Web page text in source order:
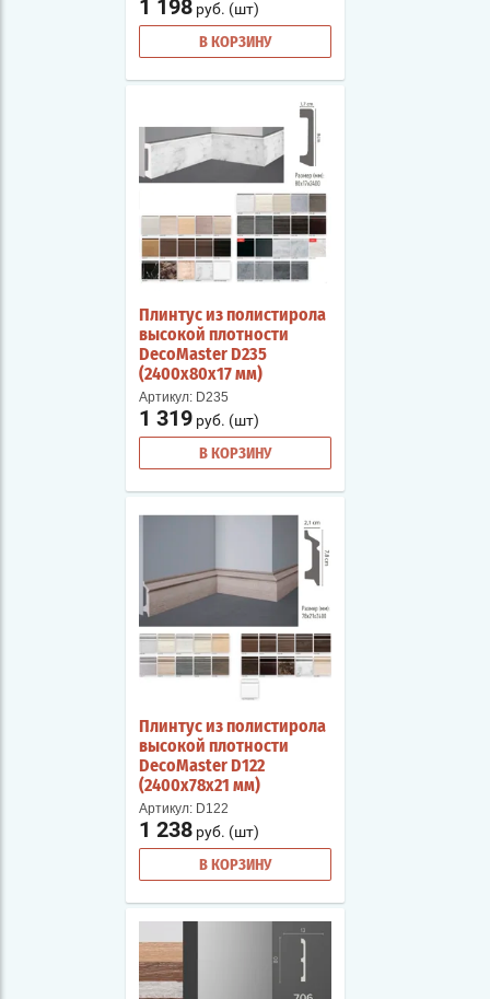
1 198 руб. (шт)
В КОРЗИНУ
Плинтус из полистирола
высокой плотности
DecoMaster D235
(2400х80х17 мм)
Артикул: D235
1 319 руб. (шт)
В КОРЗИНУ
Плинтус из полистирола
высокой плотности
DecoMaster D122
(2400х78х21 мм)
Артикул: D122
1 238 руб. (шт)
В КОРЗИНУ